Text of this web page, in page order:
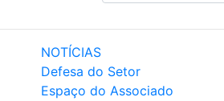
NOTÍCIAS
Defesa do Setor
Espaço do Associado